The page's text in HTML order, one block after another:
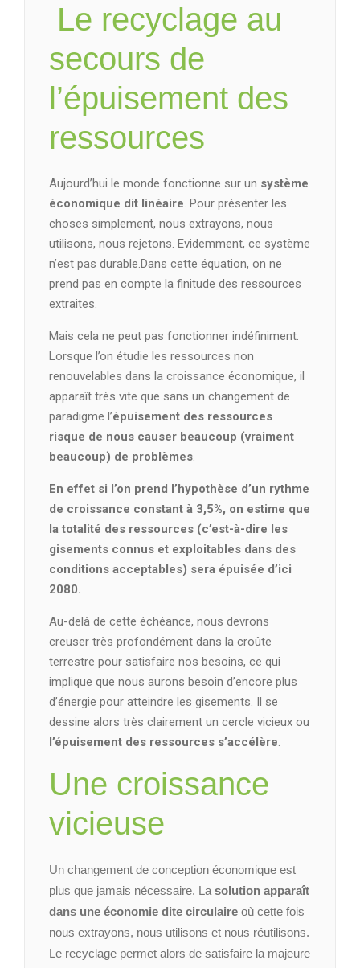
Le recyclage au
secours de
l’épuisement des
ressources
Aujourd’hui le monde fonctionne sur un système
économique dit linéaire . Pour présenter les
choses simplement, nous extrayons, nous
utilisons, nous rejetons. Evidemment, ce système
n’est pas durable.Dans cette équation, on ne
prend pas en compte la finitude des ressources
extraites.
Mais cela ne peut pas fonctionner indéfiniment.
Lorsque l’on étudie les ressources non
renouvelables dans la croissance économique, il
apparaît très vite que sans un changement de
paradigme l’épuisement des ressources
risque de nous causer beaucoup (vraiment
beaucoup) de problèmes
En effet si l’on prend l’hypothèse d’un rythme
de croissance constant à 3,5%, on estime que
la totalité des ressources (c’est-à-dire les
gisements connus et exploitables dans des
conditions acceptables) sera épuisée d’ici
2080.
Au-delà de cette échéance, nous devrons
creuser très profondément dans la croûte
terrestre pour satisfaire nos besoins, ce qui
implique que nous aurons besoin d’encore plus
d’énergie pour atteindre les gisements. Il se
dessine alors très clairement un cercle vicieux ou
l’épuisement des ressources s’accélère
Une croissance
vicieuse
Un changement de conception économique est
plus que jamais nécessaire. La solution apparaît
dans une économie dite circulaire où cette fois
nous extrayons, nous utilisons et nous réutilisons.
Le recyclage permet alors de satisfaire la majeure